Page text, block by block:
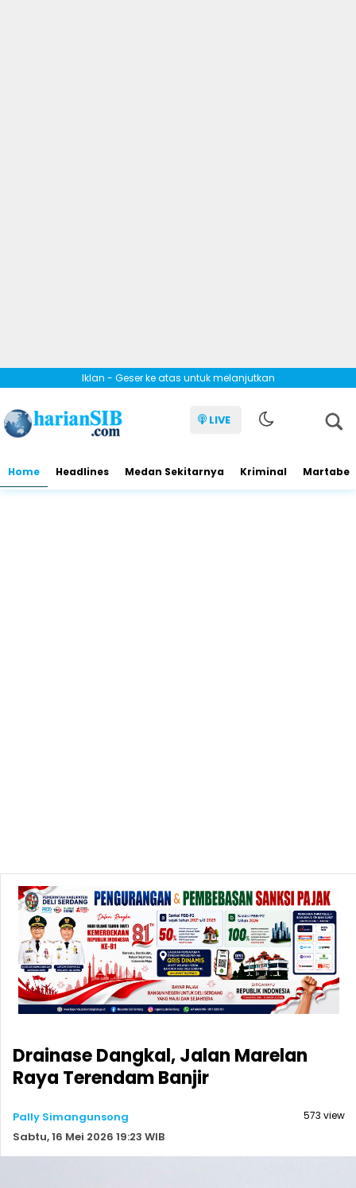
Iklan - Geser ke atas untuk melanjutkan
LIVE
Home Headlines Medan Sekitarnya Kriminal Martabe
Drainase Dangkal, Jalan Marelan
Raya Terendam Banjir
Pally Simangunsong
Sabtu, 16 Mei 2026 19:23 WIB
573 view